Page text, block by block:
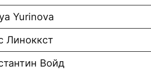
Yurinova
Линоккст
Войд